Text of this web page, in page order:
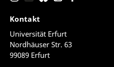
Kontakt
Universität Erfurt
Nordhäuser Str. 63
99089 Erfurt